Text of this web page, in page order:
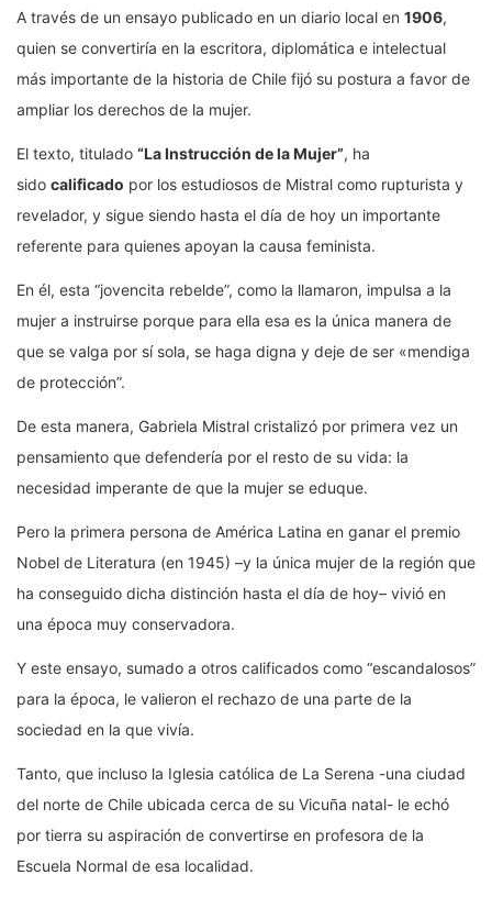
A través de un ensayo publicado en un diario local en 1906,
quien se convertiría en la escritora, diplomática e intelectual
más importante de la historia de Chile fijó su postura a favor de
ampliar los derechos de la mujer.
El texto, titulado “La Instrucción de la Mujer”, ha
sido calificado por los estudiosos de Mistral como rupturista y
revelador, y sigue siendo hasta el día de hoy un importante
referente para quienes apoyan la causa feminista.
En él, esta “jovencita rebelde”, como la llamaron, impulsa a la
mujer a instruirse porque para ella esa es la única manera de
que se valga por sí sola, se haga digna y deje de ser «mendiga
de protección”.
De esta manera, Gabriela Mistral cristalizó por primera vez un
pensamiento que defendería por el resto de su vida: la
necesidad imperante de que la mujer se eduque.
Pero la primera persona de América Latina en ganar el premio
Nobel de Literatura (en 1945) –y la única mujer de la región que
ha conseguido dicha distinción hasta el día de hoy– vivió en
una época muy conservadora.
Y este ensayo, sumado a otros calificados como “escandalosos”
para la época, le valieron el rechazo de una parte de la
sociedad en la que vivía.
Tanto, que incluso la Iglesia católica de La Serena -una ciudad
del norte de Chile ubicada cerca de su Vicuña natal- le echó
por tierra su aspiración de convertirse en profesora de la
Escuela Normal de esa localidad.